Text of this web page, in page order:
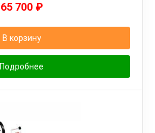
65 700 ₽
В корзину
Подробнее